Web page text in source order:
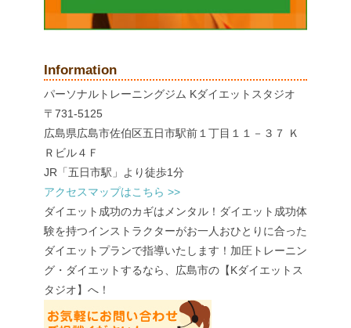
Information
パーソナルトレーニングジム Kダイエットスタジオ
〒731-5125
広島県広島市佐伯区五日市駅前１丁目１１－３７ Ｋ
Ｒビル４Ｆ
JR「五日市駅」より徒歩1分
アクセスマップはこちら >>
ダイエット成功のカギはメンタル！ダイエット成功体
験を持つインストラクターがお一人おひとりに合った
ダイエットプランで指導いたします！加圧トレーニン
グ・ダイエットするなら、広島市の【Kダイエットス
タジオ】へ！